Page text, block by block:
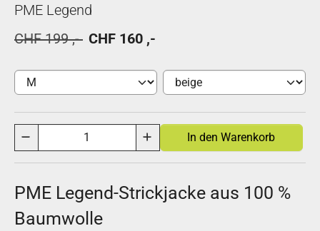
PME Legend
CHF 199 ,- CHF 160 ,-
PME Legend-Strickjacke aus 100 %
Baumwolle